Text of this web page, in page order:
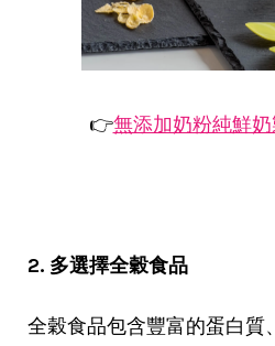
👉無添加奶粉純鮮
2. 多選擇全穀食品
全穀食品包含豐富的蛋白質